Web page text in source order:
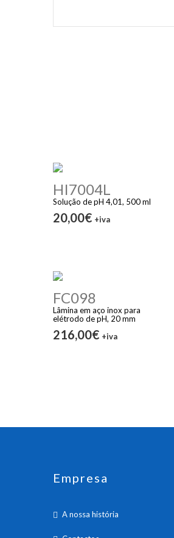
HI7004L
Solução de pH 4,01, 500 ml
20,00€ +iva
FC098
Lâmina em aço inox para
elétrodo de pH, 20 mm
216,00€ +iva
Empresa
A nossa história